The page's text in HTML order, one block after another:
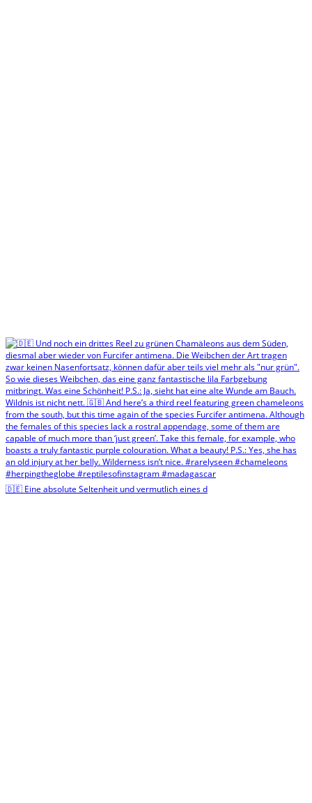
🇩🇪 Eine absolute Seltenheit und vermutlich eines d